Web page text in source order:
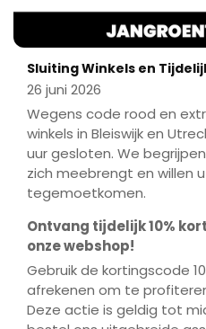
Sluiting Winkels en
26 juni 2026
Wegens code rood en
winkels in Bleiswijk en
uur gesloten. We
zich meebrengt en willen
tegemoetkomen.
Ontvang tijdelijk 10%
onze webshop!
Gebruik de kortingscode
afrekenen om te
Deze actie is geldig tot